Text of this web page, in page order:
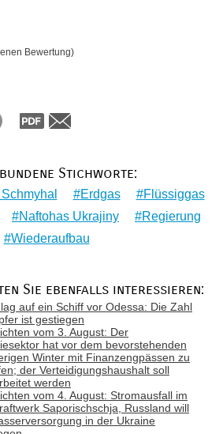
Bewertung)
Stichworte:
Erdgas
Flüssiggas
Naftohas Ukrajiny
Regierung
Wiederaufbau
Sie ebenfalls interessieren:
auf ein Schiff vor Odessa: Die Zahl
ist gestiegen
vom 3. August: Der
hat vor dem bevorstehenden
Winter mit Finanzengpässen zu
der Verteidigungshaushalt soll
werden
vom 4. August: Stromausfall im
Saporischschja, Russland will
in der Ukraine